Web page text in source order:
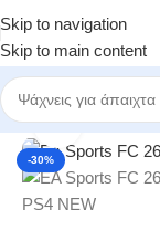
Skip to navigation
Skip to main content
Αρχική σελίδα/
-30%
Click to